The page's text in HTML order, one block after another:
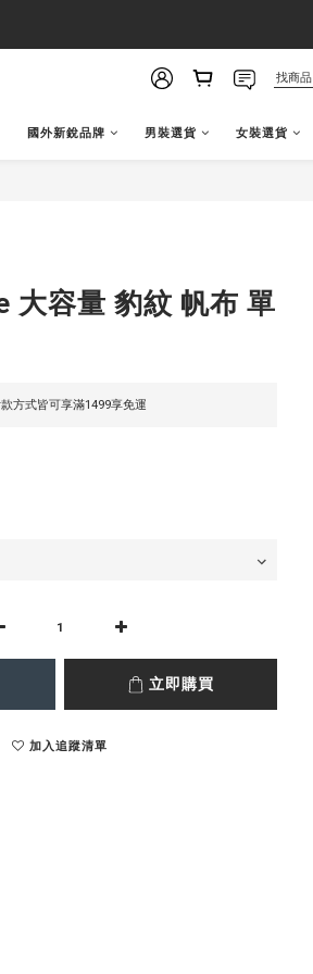
國外新銳品牌 男裝選貨 女裝選貨
大容量 豹紋 帆布 單
方式皆可享滿1499享免運
立即購買
加入追蹤清單